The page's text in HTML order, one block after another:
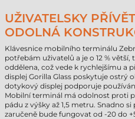
UŽIVATELSKY
ODOLNÁ
Klávesnice mobilního terminálu
potřebám uživatelů a je o 12 %
oddělena, což vede k rychlejšímu a
displej Gorilla Glass poskytuje ostrý
dotykový displej podporuje
Mobilní terminál má odolnost proti
pádu z výšky až 1,5 metru. Snadno
zaručeně bude fungovat od -20 do